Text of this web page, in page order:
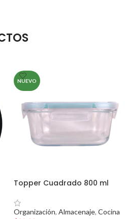
NUEVO
Topper Cuadrado 800 ml
Organización, Almacenaje, Cocina